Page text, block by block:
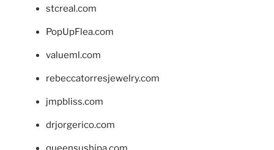
stcreal.com
PopUpFlea.com
valueml.com
rebeccatorresjewelry.com
jmpbliss.com
drjorgerico.com